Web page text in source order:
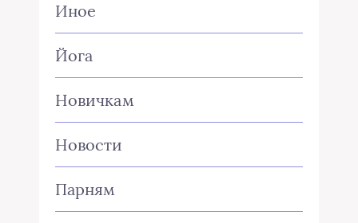
Иное
Йога
Новичкам
Новости
Парням